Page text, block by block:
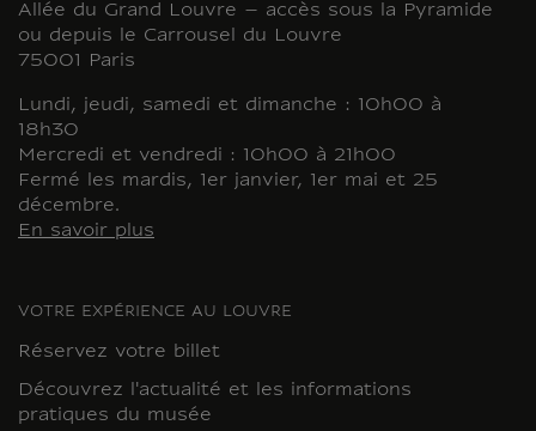
Allée du Grand Louvre – accès sous la Pyramide
ou depuis le Carrousel du Louvre
75001 Paris
Lundi, jeudi, samedi et dimanche : 10h00 à
18h30
Mercredi et vendredi : 10h00 à 21h00
Fermé les mardis, 1er janvier, 1er mai et 25
décembre.
En savoir plus
VOTRE EXPÉRIENCE AU LOUVRE
Réservez votre billet
Découvrez l'actualité et les informations
pratiques du musée